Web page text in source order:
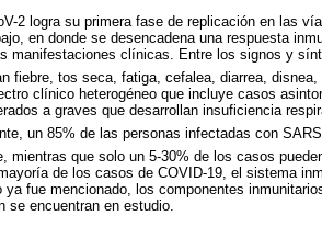
2 logra su primera fase de replicación en las
en donde se desencadena una respuesta
manifestaciones clínicas. Entre los signos y
fiebre, tos seca, fatiga, cefalea, diarrea,
clínico heterogéneo que incluye casos
a graves que desarrollan insuficiencia
un 85% de las personas infectadas con
mientras que solo un 5-30% de los casos
de los casos de COVID-19, el sistema
fue mencionado, los componentes
se encuentran en estudio.